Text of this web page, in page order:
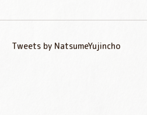
Tweets by NatsumeYujincho